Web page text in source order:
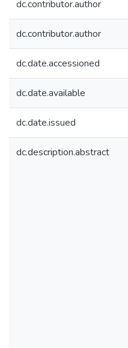
dc.contributor.author
dc.contributor.author
dc.date.accessioned
dc.date.available
dc.date.issued
dc.description.abstract